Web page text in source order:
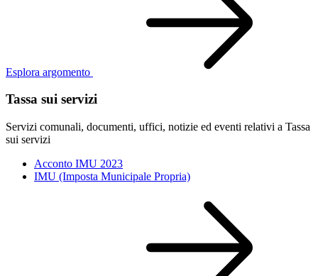
Esplora argomento
Tassa sui servizi
Servizi comunali, documenti, uffici, notizie ed eventi relativi a Tassa
sui servizi
Acconto IMU 2023
IMU (Imposta Municipale Propria)